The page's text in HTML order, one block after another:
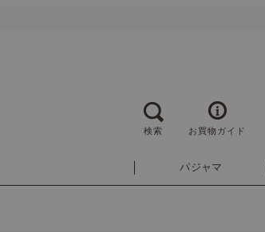
検索 お買物ガイド
パジャマ